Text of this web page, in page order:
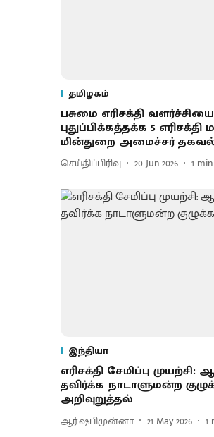
தமிழகம்
பசுமை எரிசக்தி
புதுப்பிக்கத்தக்க 5
மின்துறை அமைச்சர்
செய்திப்பிரிவு 20 Jun 2026 1
இந்தியா
எரிசக்தி சேமிப்பு
தவிர்க்க நாடாளுமன்ற
அறிவுறுத்தல்
ஆர்.ஷபிமுன்னா 21 May 2026 1